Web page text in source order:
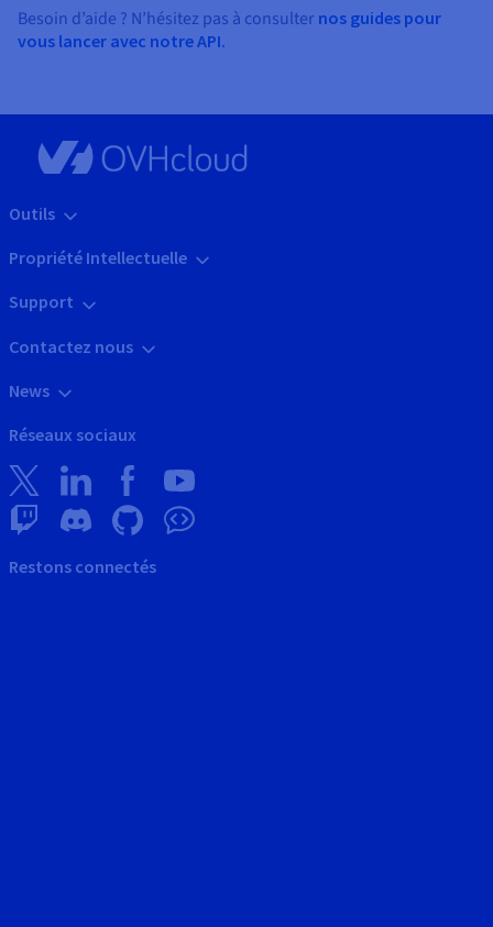
Besoin d’aide ? N’hésitez pas à consulter nos guides pour
vous lancer avec notre API.
Outils
Propriété Intellectuelle
Support
Contactez nous
News
Réseaux sociaux
Restons connectés